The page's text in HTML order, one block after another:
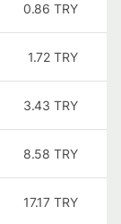
0.86 TRY
1.72 TRY
3.43 TRY
8.58 TRY
17.17 TRY